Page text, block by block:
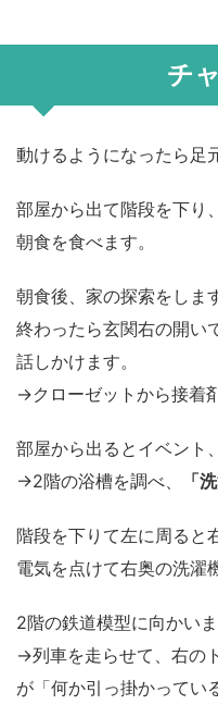
チ
動けるようになったら足
部屋から出て階段を下り
朝食を食べます。
朝食後、家の探索をしま
終わったら玄関右の開い
話しかけます。
→クローゼットから接着
部屋から出るとイベント
→2階の浴槽を調べ、
「
階段を下りて左に周ると
電気を点けて右奥の洗濯
2階の鉄道模型に向かいま
→列車を走らせて、右の
が「何か引っ掛かってい